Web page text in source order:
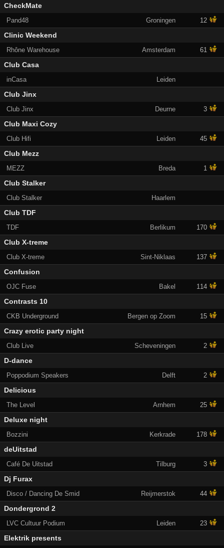
CheckMate
Pand48 Groningen 12
Clinic Weekend
Rhône Warehouse Amsterdam 61
Club Casa
inCasa Leiden
Club Jinx
Club Jinx Deurne 3
Club Maxi Cozy
Club Hifi Leiden 45
Club Mezz
MEZZ Breda 1
Club Stalker
Club Stalker Haarlem
Club TDF
TDF Berlikum 170
Club X-treme
Club X-treme Sint-Niklaas 137
Confusion
OJC Fuse Bakel 114
Contrasts 10
CKB Underground Bergen op Zoom 15
Crazy erotic party night
Club Live Scheveningen 2
D-dance
Poppodium Speakers Delft 2
Delicious
The Level Arnhem 25
Deluxe night
Bozzini Kerkrade 178
deUitstad
Café De Uitstad Tilburg 3
Dj Furax
Disco / Dancing De Smid Reijmerstok 44
Dondergrond 2
LVC Cultuur Podium Leiden 23
Elektrik presents